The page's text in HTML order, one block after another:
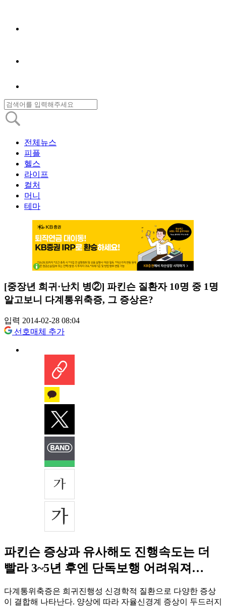
전체뉴스
피플
헬스
라이프
컬처
머니
테마
[중장년 희귀·난치 병②] 파킨슨 질환자 10명 중 1명
알고보니 다계통위축증, 그 증상은?
입력 2014-02-28 08:04
선호매체 추가
파킨슨 증상과 유사해도 진행속도는 더
빨라 3~5년 후엔 단독보행 어려워져…
다계통위축증은 희귀진행성 신경학적 질환으로 다양한 증상
이 결합해 나타난다. 양상에 따라 자율신경계 증상이 두드러지